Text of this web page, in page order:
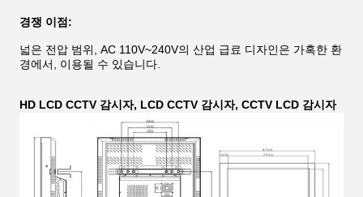
경쟁 이점:
넓은 전압 범위, AC 110V~240V의 산업 급료 디자인은 가혹한 환
경에서, 이용될 수 있습니다.
HD LCD CCTV 감시자, LCD CCTV 감시자, CCTV LCD 감시자